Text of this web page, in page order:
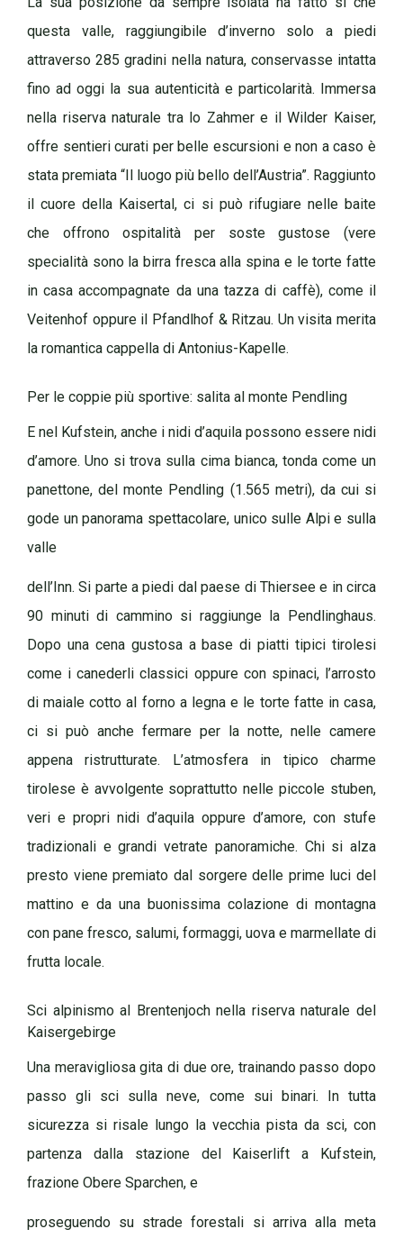
questa valle, raggiungibile d’inverno solo a piedi
attraverso 285 gradini nella natura, conservasse intatta
fino ad oggi la sua autenticità e particolarità. Immersa
nella riserva naturale tra lo Zahmer e il Wilder Kaiser,
offre sentieri curati per belle escursioni e non a caso è
stata premiata “Il luogo più bello dell’Austria”. Raggiunto
il cuore della Kaisertal, ci si può rifugiare nelle baite
che offrono ospitalità per soste gustose (vere
specialità sono la birra fresca alla spina e le torte fatte
in casa accompagnate da una tazza di caffè), come il
Veitenhof oppure il Pfandlhof & Ritzau. Un visita merita
la romantica cappella di Antonius-Kapelle.
Per le coppie più sportive: salita al monte Pendling
E nel Kufstein, anche i nidi d’aquila possono essere nidi
d’amore. Uno si trova sulla cima bianca, tonda come un
panettone, del monte Pendling (1.565 metri), da cui si
gode un panorama spettacolare, unico sulle Alpi e sulla
valle
dell’Inn. Si parte a piedi dal paese di Thiersee e in circa
90 minuti di cammino si raggiunge la Pendlinghaus.
Dopo una cena gustosa a base di piatti tipici tirolesi
come i canederli classici oppure con spinaci, l’arrosto
di maiale cotto al forno a legna e le torte fatte in casa,
ci si può anche fermare per la notte, nelle camere
appena ristrutturate. L’atmosfera in tipico charme
tirolese è avvolgente soprattutto nelle piccole stuben,
veri e propri nidi d’aquila oppure d’amore, con stufe
tradizionali e grandi vetrate panoramiche. Chi si alza
presto viene premiato dal sorgere delle prime luci del
mattino e da una buonissima colazione di montagna
con pane fresco, salumi, formaggi, uova e marmellate di
frutta locale.
Sci alpinismo al Brentenjoch nella riserva naturale del
Kaisergebirge
Una meravigliosa gita di due ore, trainando passo dopo
passo gli sci sulla neve, come sui binari. In tutta
sicurezza si risale lungo la vecchia pista da sci, con
partenza dalla stazione del Kaiserlift a Kufstein,
frazione Obere Sparchen, e
proseguendo su strade forestali si arriva alla meta